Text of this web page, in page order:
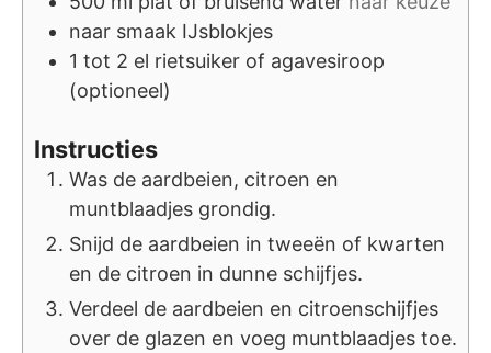
naar smaak IJsblokjes
1 tot 2 el rietsuiker of agavesiroop
(optioneel)
Instructies
Was de aardbeien, citroen en
muntblaadjes grondig.
Snijd de aardbeien in tweeën of kwarten
en de citroen in dunne schijfjes.
Verdeel de aardbeien en citroenschijfjes
over de glazen en voeg muntblaadjes toe.